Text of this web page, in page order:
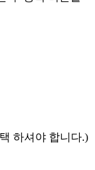
하셔야 합니다.)